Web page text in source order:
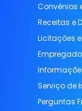
Convênios
Receitas e
Licitações
Serviço de
Perguntas